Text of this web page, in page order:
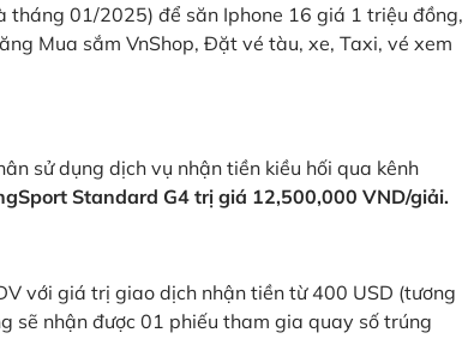
tháng 01/2025) để săn Iphone 16 giá 1 triệu đồng,
Mua sắm VnShop, Đặt vé tàu, xe, Taxi, vé xem
sử dụng dịch vụ nhận tiền kiều hối qua kênh
Standard G4 trị giá 12,500,000 VND/giải.
với giá trị giao dịch nhận tiền từ 400 USD (tương
sẽ nhận được 01 phiếu tham gia quay số trúng